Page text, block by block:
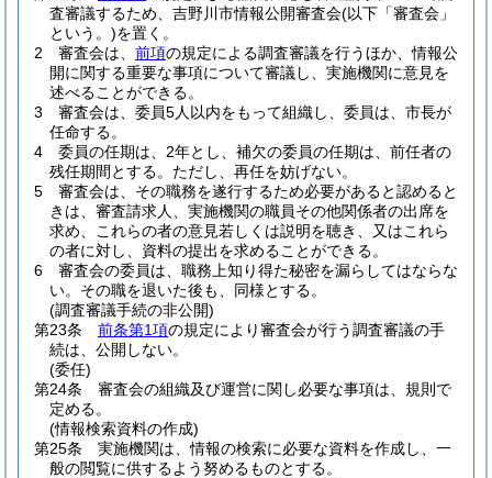
査審議するため、吉野川市情報公開審査会(以下「審査会」
という。)を置く。
2
審査会は、 前項の規定による調査審議を行うほか、情報公
開に関する重要な事項について審議し、実施機関に意見を
述べることができる。
3
審査会は、委員5人以内をもって組織し、委員は、市長が
任命する。
4
委員の任期は、2年とし、補欠の委員の任期は、前任者の
残任期間とする。 ただし、再任を妨げない。
5
審査会は、その職務を遂行するため必要があると認めると
きは、審査請求人、実施機関の職員その他関係者の出席を
求め、これらの者の意見若しくは説明を聴き、又はこれら
の者に対し、資料の提出を求めることができる。
6
審査会の委員は、職務上知り得た秘密を漏らしてはならな
い。 その職を退いた後も、同様とする。
(調査審議手続の非公開)
第23条
前条第1項の規定により審査会が行う調査審議の手
続は、公開しない。
(委任)
第24条
審査会の組織及び運営に関し必要な事項は、規則で
定める。
(情報検索資料の作成)
第25条
実施機関は、情報の検索に必要な資料を作成し、一
般の閲覧に供するよう努めるものとする。